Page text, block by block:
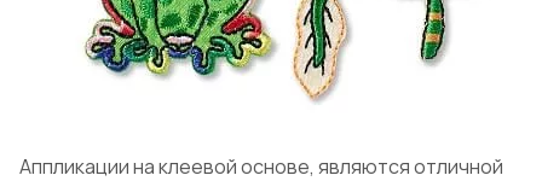
Аппликации на клеевой основе, являются отличной